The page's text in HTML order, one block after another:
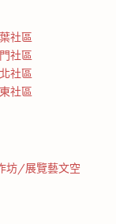
社區
社區
社區
社區
坊/展覽藝文空